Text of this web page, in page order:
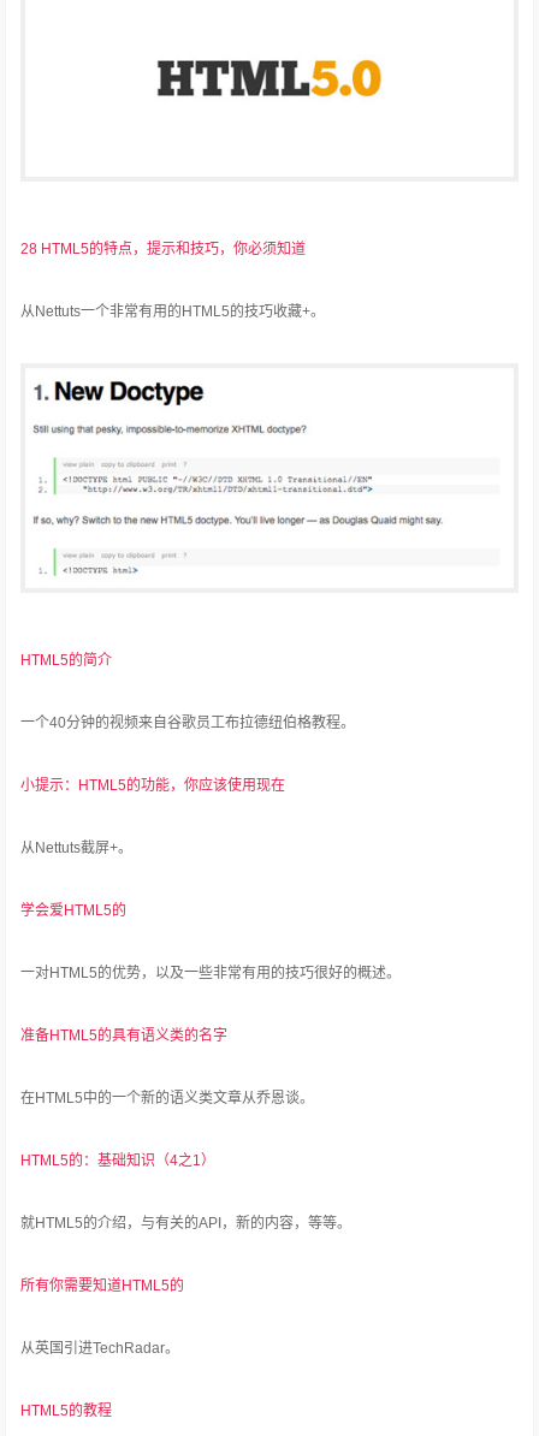
28 HTML5的特点，提示和技巧，你必须知道
从Nettuts一个非常有用的HTML5的技巧收藏+。
HTML5的简介
一个40分钟的视频来自谷歌员工布拉德纽伯格教程。
小提示：HTML5的功能，你应该使用现在
从Nettuts截屏+。
学会爱HTML5的
一对HTML5的优势，以及一些非常有用的技巧很好的概述。
准备HTML5的具有语义类的名字
在HTML5中的一个新的语义类文章从乔恩谈。
HTML5的：基础知识（4之1）
就HTML5的介绍，与有关的API，新的内容，等等。
所有你需要知道HTML5的
从英国引进TechRadar。
HTML5的教程